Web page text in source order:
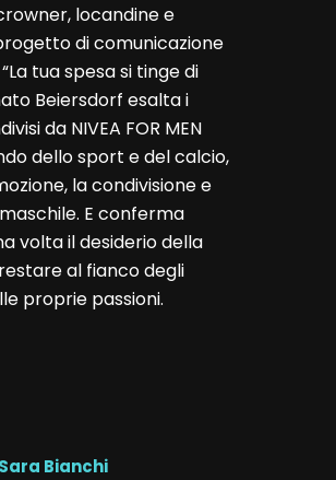
locandine e
di comunicazione
tua spesa si tinge di
Beiersdorf esalta i
da NIVEA FOR MEN
dello sport e del calcio,
la condivisione e
E conferma
volta il desiderio della
al fianco degli
proprie passioni.
Sara Bianchi